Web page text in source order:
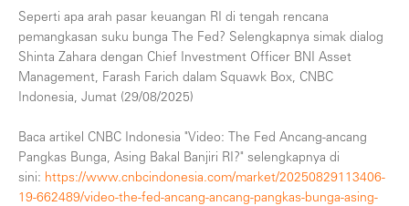
Seperti apa arah pasar keuangan RI di tengah rencana
pemangkasan suku bunga The Fed? Selengkapnya simak dialog
Shinta Zahara dengan Chief Investment Officer BNI Asset
Management, Farash Farich dalam Squawk Box, CNBC
Indonesia, Jumat (29/08/2025)
Baca artikel CNBC Indonesia "Video: The Fed Ancang-ancang
Pangkas Bunga, Asing Bakal Banjiri RI?" selengkapnya di
sini: https://www.cnbcindonesia.com/market/20250829113406-
19-662489/video-the-fed-ancang-ancang-pangkas-bunga-asing-